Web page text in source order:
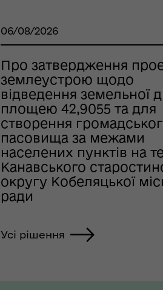
06/08/2026
Про затвердження
землеустрою щодо
відведення земельної
площею 42,9055 та для
створення
пасовища за межами
населених пунктів на
Канавського
округу Кобеляцької
ради
Усі рішення